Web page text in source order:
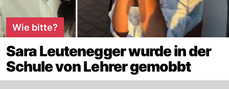
Wie bitte?
Sara Leutenegger wurde in der
Schule von Lehrer gemobbt